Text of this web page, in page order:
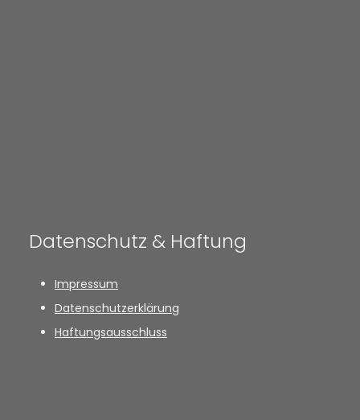
Datenschutz & Haftung
Impressum
Datenschutzerklärung
Haftungsausschluss